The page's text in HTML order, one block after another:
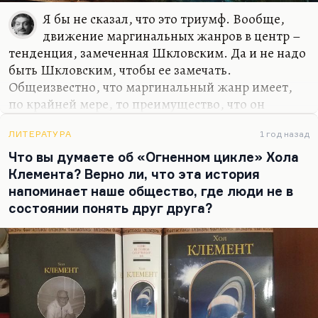
Я бы не сказал, что это триумф. Вообще,
движение маргинальных жанров в центр –
тенденция, замеченная Шкловским. Да и не надо
быть Шкловским, чтобы ее замечать.
Общеизвестно, что маргинальный жанр имеет,
по крайней мере, то преимущество, что он
маргинальная, альбомная, мадригальная лирика
(мадригально-маргинальная) двинулась в центр и
оттеснила философскую поэзию, оду и эпос, – это
было выражение немножко обывательского
желания говорить красиво, но это было
выдвижение в мейнстрим живого человеческого
чувства, а не официально предписанного.
И конечно, Пушкин, который именно на
любовной лирике, беспринципно откровенной,
сделал себе…
ЛИТЕРАТУРА 1 год назад
Что вы думаете об «Огненном цикле» Хола
Клемента? Верно ли, что эта история
напоминает наше общество, где люди не в
состоянии понять друг друга?